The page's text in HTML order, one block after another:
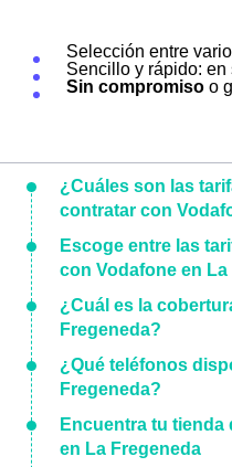
Selección entre
Sencillo y rápido: en
Sin compromiso o
¿Cuáles son las
contratar con
Escoge entre las
con Vodafone en
¿Cuál es la
Fregeneda?
¿Qué teléfonos
Fregeneda?
Encuentra tu tienda
en La Fregeneda